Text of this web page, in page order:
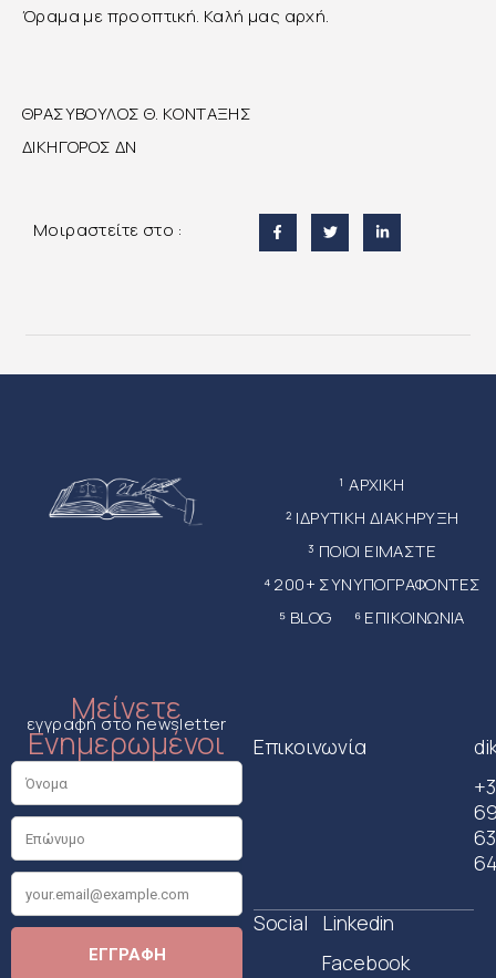
Όραμα με προοπτική. Καλή μας αρχή.
ΘΡΑΣΥΒΟΥΛΟΣ Θ. ΚΟΝΤΑΞΗΣ
ΔΙΚΗΓΟΡΟΣ ΔΝ
Μοιραστείτε στο :
¹ ΑΡΧΙΚΗ
² ΙΔΡΥΤΙΚΗ ΔΙΑΚΗΡΥΞΗ
³ ΠΟΙΟΙ ΕΙΜΑΣΤΕ
⁴ 200+ ΣΥΝΥΠΟΓΡΑΦΟΝΤΕΣ
⁵ BLOG
⁶ ΕΠΙΚΟΙΝΩΝΙΑ
Μείνετε
Ενημερωμένοι
εγγραφή στο newsletter
Επικοινωνία
Social
Linkedin
Facebook